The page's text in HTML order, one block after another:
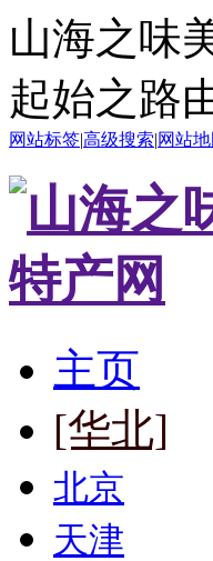
山海之味
起始之路
网站标签|高级搜索|网站地
主页
[华北]
北京
天津